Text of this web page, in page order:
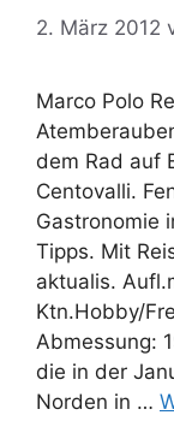
2. März 2012
Marco Polo
dem Rad auf
Centovalli.
Gastronomie
Tipps. Mit
aktualis.
Ktn.Hobby/
Abmessung:
die in der
Norden in …